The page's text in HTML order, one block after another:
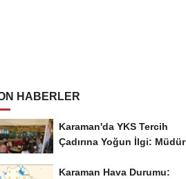
HABERLER
Karaman'da YKS Tercih
Çadırına Yoğun İlgi: Müdür
Karaman Hava Durumu: